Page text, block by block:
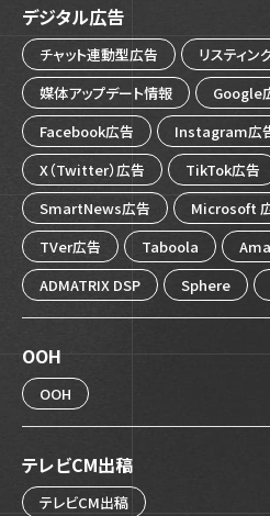
デジタル広告
チャット連動型広告
リスティン
媒体アップデート情報
Google
Facebook広告
Instagram広
X（Twitter）広告
TikTok広告
SmartNews広告
Microsoft
TVer広告
Taboola
ADMATRIX DSP
Sphere
OOH
OOH
テレビCM出稿
テレビCM出稿